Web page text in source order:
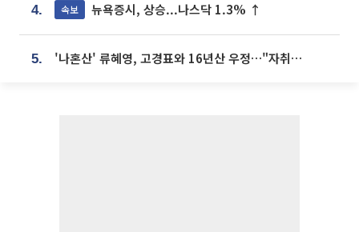
4. 속보 뉴욕증시, 상승...나스닥 1.3% ↑
5. '나혼산' 류혜영, 고경표와 16년산 우정…"자취방서 부모님과 마주쳐"